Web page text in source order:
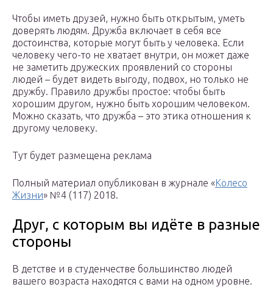
Чтобы иметь друзей, нужно быть открытым, уметь
доверять людям. Дружба включает в себя все
достоинства, которые могут быть у человека. Если
человеку чего-то не хватает внутри, он может даже
не заметить дружеских проявлений со стороны
людей – будет видеть выгоду, подвох, но только не
дружбу. Правило дружбы простое: чтобы быть
хорошим другом, нужно быть хорошим человеком.
Можно сказать, что дружба – это этика отношения к
другому человеку.
Тут будет размещена реклама
Полный материал опубликован в журнале «Колесо
Жизни» №4 (117) 2018.
Друг, с которым вы идёте в разные
стороны
В детстве и в студенчестве большинство людей
вашего возраста находятся с вами на одном уровне.